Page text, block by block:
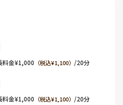
金¥1,000 （税込¥1,100） /20分
金¥1,000 （税込¥1,100） /20分